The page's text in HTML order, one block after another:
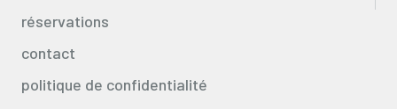
réservations
contact
politique de confidentialité